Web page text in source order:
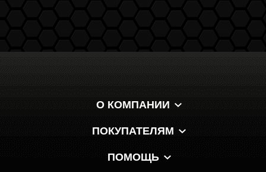
О КОМПАНИИ
ПОКУПАТЕЛЯМ
ПОМОЩЬ